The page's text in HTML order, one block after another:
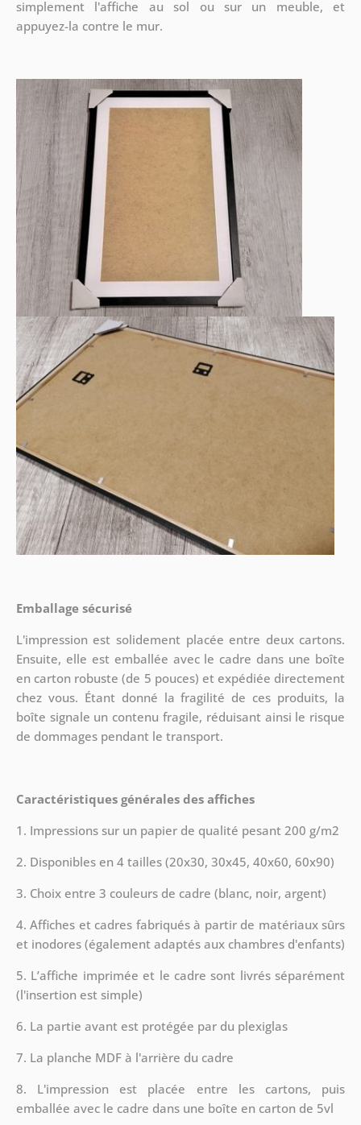
simplement l'affiche au sol ou sur un meuble, et
appuyez-la contre le mur.
Emballage sécurisé
L'impression est solidement placée entre deux cartons.
Ensuite, elle est emballée avec le cadre dans une boîte
en carton robuste (de 5 pouces) et expédiée directement
chez vous. Étant donné la fragilité de ces produits, la
boîte signale un contenu fragile, réduisant ainsi le risque
de dommages pendant le transport.
Caractéristiques générales des affiches
1. Impressions sur un papier de qualité pesant 200 g/m2
2. Disponibles en 4 tailles (20x30, 30x45, 40x60, 60x90)
3. Choix entre 3 couleurs de cadre (blanc, noir, argent)
4. Affiches et cadres fabriqués à partir de matériaux sûrs
et inodores (également adaptés aux chambres d'enfants)
5. L’affiche imprimée et le cadre sont livrés séparément
(l'insertion est simple)
6. La partie avant est protégée par du plexiglas
7. La planche MDF à l'arrière du cadre
8. L'impression est placée entre les cartons, puis
emballée avec le cadre dans une boîte en carton de 5vl